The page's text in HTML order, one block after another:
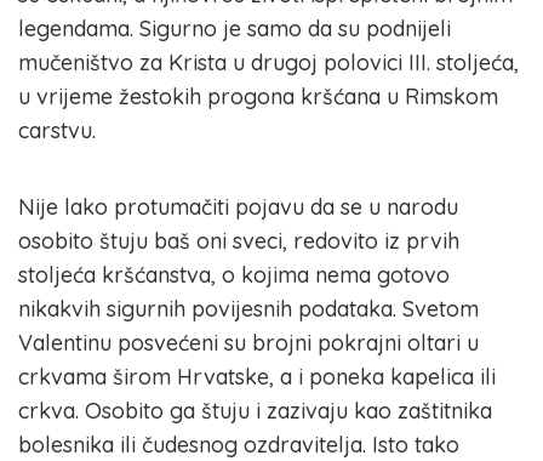
legendama. Sigurno je samo da su podnijeli
mučeništvo za Krista u drugoj polovici III. stoljeća,
u vrijeme žestokih progona kršćana u Rimskom
carstvu.
Nije lako protumačiti pojavu da se u narodu
osobito štuju baš oni sveci, redovito iz prvih
stoljeća kršćanstva, o kojima nema gotovo
nikakvih sigurnih povijesnih podataka. Svetom
Valentinu posvećeni su brojni pokrajni oltari u
crkvama širom Hrvatske, a i poneka kapelica ili
crkva. Osobito ga štuju i zazivaju kao zaštitnika
bolesnika ili čudesnog ozdravitelja. Isto tako